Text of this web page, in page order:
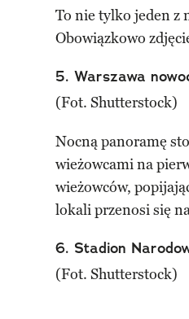
To nie tylko jeden z
Obowiązkowo
5. Warszawa
(Fot. Shutterstock)
Nocną panoramę
wieżowcami na
wieżowców,
lokali przenosi się
6. Stadion
(Fot. Shutterstock)